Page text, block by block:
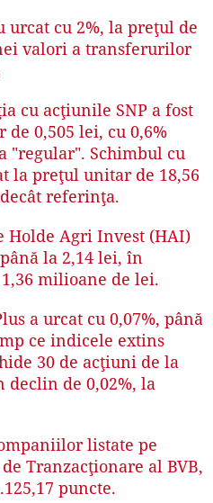
cu 2%, la preţul de
valori a transferurilor
cu acţiunile SNP a fost
0,505 lei, cu 0,6%
"regular". Schimbul cu
la preţul unitar de 18,56
referinţa.
Holde Agri Invest (HAI)
la 2,14 lei, în
milioane de lei.
a urcat cu 0,07%, până
ce indicele extins
30 de acţiuni de la
declin de 0,02%, la
listate pe
Tranzacţionare al BVB,
puncte.